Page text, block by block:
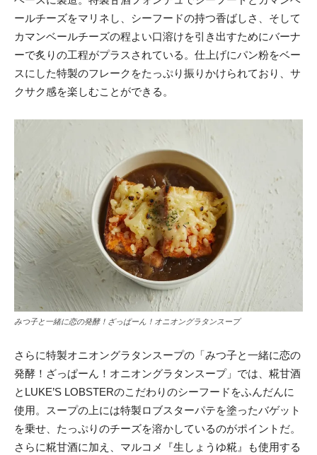
ールチーズをマリネし、シーフードの持つ香ばしさ、そして
カマンベールチーズの程よい口溶けを引き出すためにバーナ
ーで炙りの工程がプラスされている。仕上げにパン粉をベー
スにした特製のフレークをたっぷり振りかけられており、サ
クサク感を楽しむことができる。
みつ子と一緒に恋の発酵！ざっぱーん！オニオングラタンスープ
さらに特製オニオングラタンスープの「みつ子と一緒に恋の
発酵！ざっぱーん！オニオングラタンスープ」では、糀甘酒
とLUKE’S LOBSTERのこだわりのシーフードをふんだんに
使用。スープの上には特製ロブスターパテを塗ったバゲット
を乗せ、たっぷりのチーズを溶かしているのがポイントだ。
さらに糀甘酒に加え、マルコメ『生しょうゆ糀』も使用する